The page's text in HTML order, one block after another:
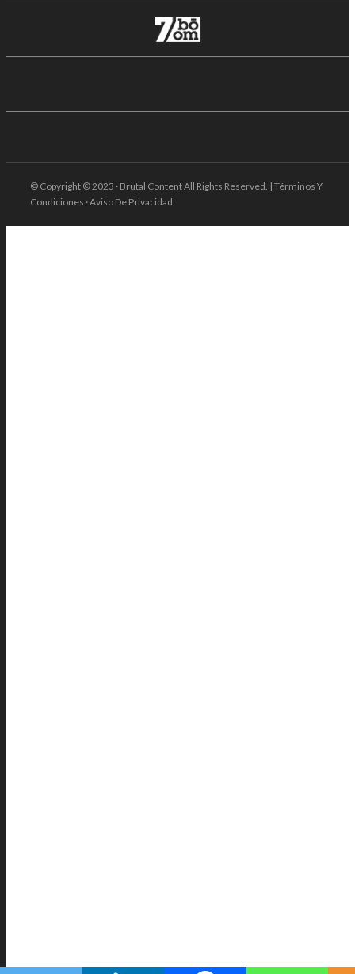
© Copyright © 2023 · Brutal Content All Rights Reserved. | Términos Y
Condiciones · Aviso De Privacidad